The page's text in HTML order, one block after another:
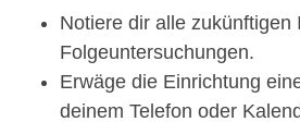
Notiere dir alle zukünftigen
Folgeuntersuchungen.
Erwäge die Einrichtung
deinem Telefon oder